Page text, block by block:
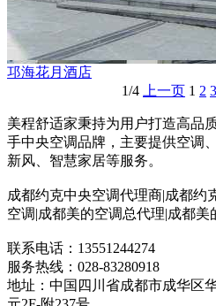
邛海花月酒店
1/4
上一页 1 2 3
美程舒适家秉持为用户打造高品
手中央空调品牌，主要提供空调
新风、智慧家居等服务。
成都约克中央空调代理商|成都约
空调|成都美的空调总代理|成都美
联系电话：13551244274
服务热线：028-83280918
地址：中国四川省成都市成华区